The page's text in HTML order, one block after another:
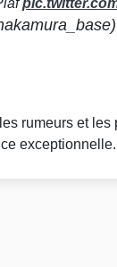
rumeurs et les
exceptionnelle.